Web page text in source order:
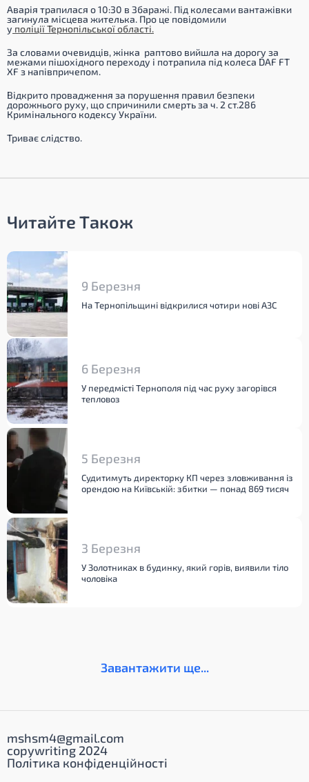
Аварія трапилася о 10:30 в Збаражі. Під колесами вантажівки
загинула місцева жителька. Про це повідомили
у поліції Тернопільської області.
За словами очевидців, жінка раптово вийшла на дорогу за
межами пішохідного переходу і потрапила під колеса DAF FT
XF з напівпричепом.
Відкрито провадження за порушення правил безпеки
дорожнього руху, що спричинили смерть за ч. 2 ст.286
Кримінального кодексу України.
Триває слідство.
Читайте Також
9 Березня
На Тернопільщині відкрилися чотири нові АЗС
6 Березня
У передмісті Тернополя під час руху загорівся
тепловоз
5 Березня
Судитимуть директорку КП через зловживання із
орендою на Київській: збитки — понад 869 тисяч
3 Березня
У Золотниках в будинку, який горів, виявили тіло
чоловіка
Завантажити ще...
mshsm4@gmail.com
copywriting 2024
Політика конфіденційності